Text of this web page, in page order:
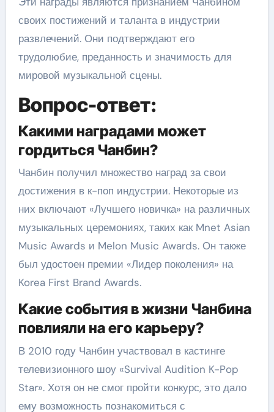
своих постижений и таланта в индустрии
развлечений. Они подтверждают его
трудолюбие, преданность и значимость для
мировой музыкальной сцены.
Вопрос-ответ:
Какими наградами может
гордиться Чанбин?
Чанбин получил множество наград за свои
достижения в к-поп индустрии. Некоторые из
них включают «Лучшего новичка» на различных
музыкальных церемониях, таких как Mnet Asian
Music Awards и Melon Music Awards. Он также
был удостоен премии «Лидер поколения» на
Korea First Brand Awards.
Какие события в жизни Чанбина
повлияли на его карьеру?
В 2010 году Чанбин участвовал в кастинге
телевизионного шоу «Survival Audition K-Pop
Star». Хотя он не смог пройти конкурс, это дало
ему возможность познакомиться с